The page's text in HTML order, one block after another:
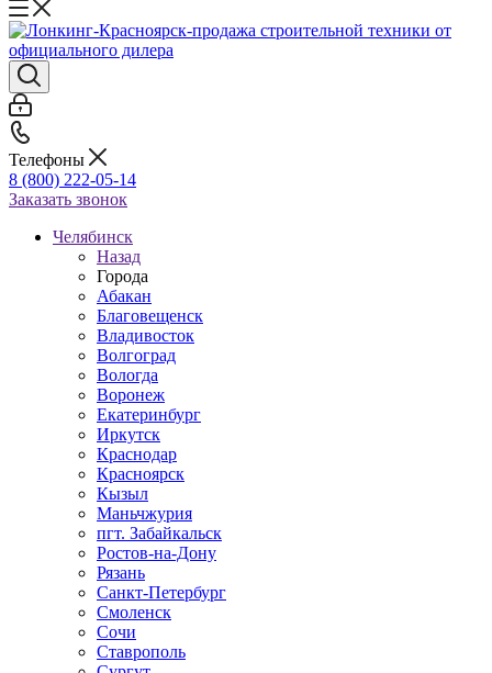
Телефоны
8 (800) 222-05-14
Заказать звонок
Челябинск
Назад
Города
Абакан
Благовещенск
Владивосток
Волгоград
Вологда
Воронеж
Екатеринбург
Иркутск
Краснодар
Красноярск
Кызыл
Маньчжурия
пгт. Забайкальск
Ростов-на-Дону
Рязань
Санкт-Петербург
Смоленск
Сочи
Ставрополь